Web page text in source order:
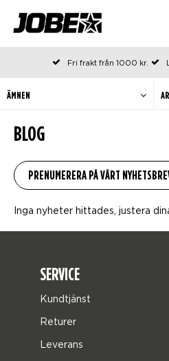
Fri frakt från 1000 kr.
Beställda före kl 12 på
Betala efteråt
BLOG
ÄMNEN
Inga nyheter hittades, justera
SERVICE
Kundtjänst
Returer
Leverans